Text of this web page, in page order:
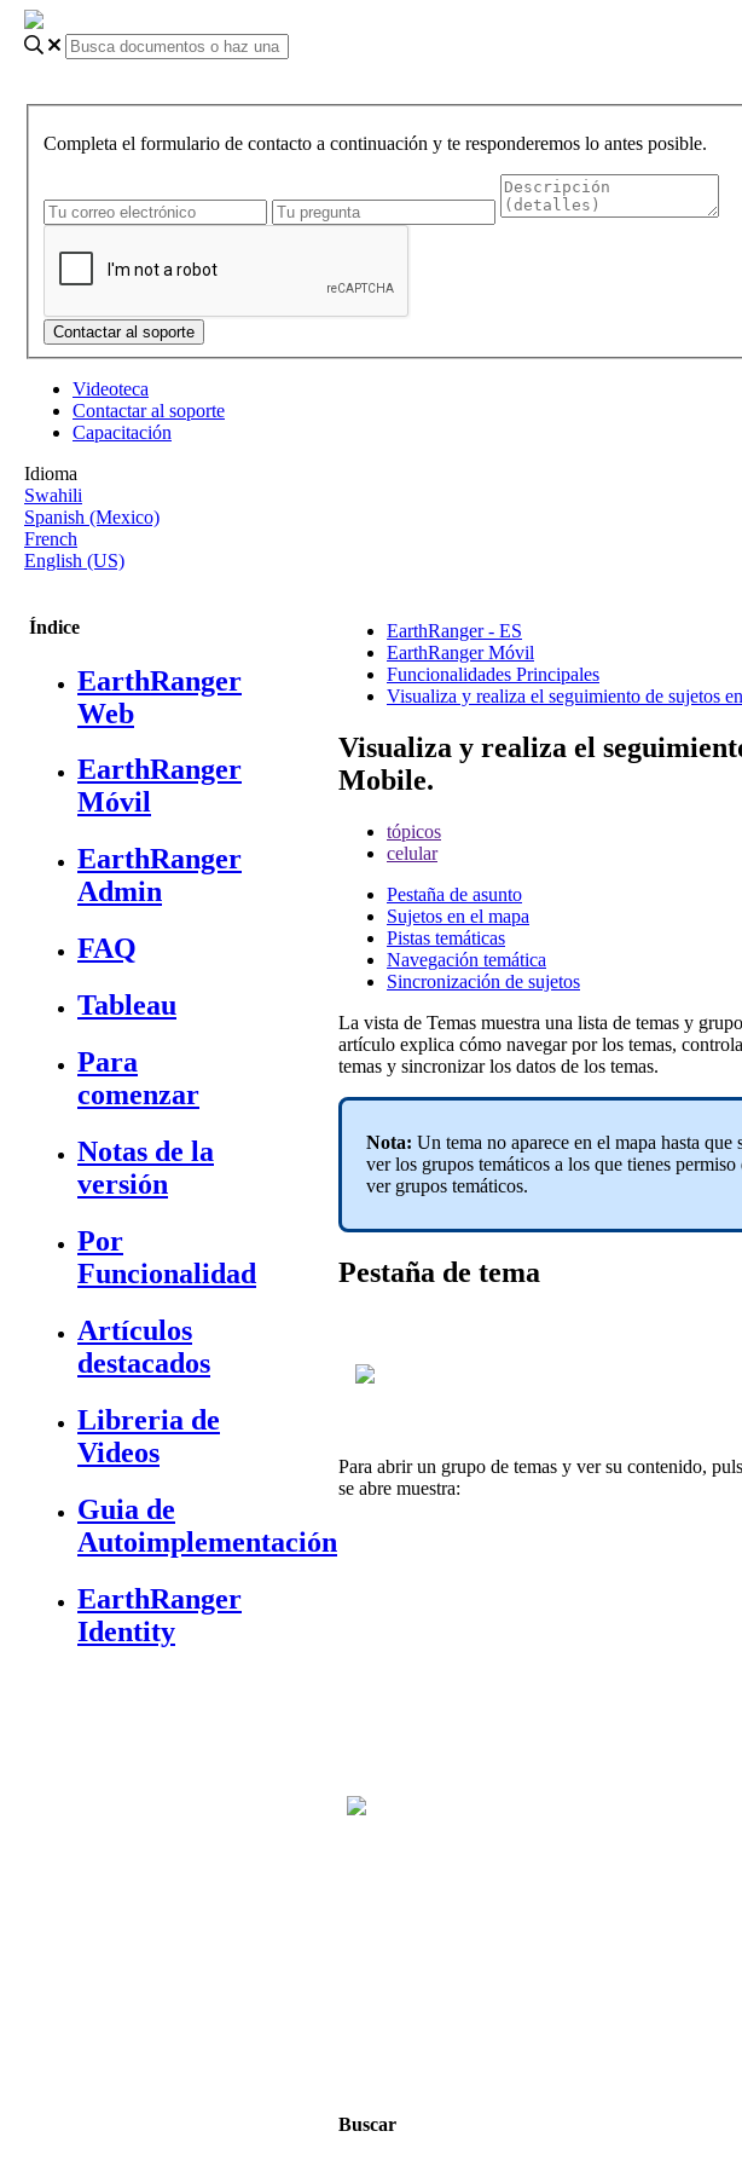
Completa el formulario de contacto a continuación y te responderemos lo antes posible.
Videoteca
Contactar al soporte
Capacitación
Idioma
Swahili
Spanish (Mexico)
French
English (US)
Índice
EarthRanger
Web
EarthRanger
Móvil
EarthRanger
Admin
FAQ
Tableau
Para
comenzar
Notas de la
versión
Por
Funcionalidad
Artículos
destacados
Libreria de
Videos
Guia de
Autoimplementación
EarthRanger
Identity
EarthRanger - ES
EarthRanger Móvil
Funcionalidades Principales
Visualiza y realiza el seguimiento de sujetos
Visualiza y realiza el
Mobile.
tópicos
celular
Pestaña de asunto
Sujetos en el mapa
Pistas temáticas
Navegación temática
Sincronización de sujetos
La vista de Temas muestra una lista de temas y
artículo explica cómo navegar por los temas,
temas y sincronizar los datos de los temas.
Nota: Un tema no aparece en el mapa hasta que
ver los grupos temáticos a los que tienes permiso
ver grupos temáticos.
Pestaña de tema
Para abrir un grupo de temas y ver su contenido,
se abre muestra:
Buscar